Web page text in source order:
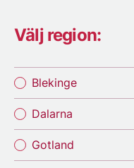
Välj region:
Blekinge
Dalarna
Gotland